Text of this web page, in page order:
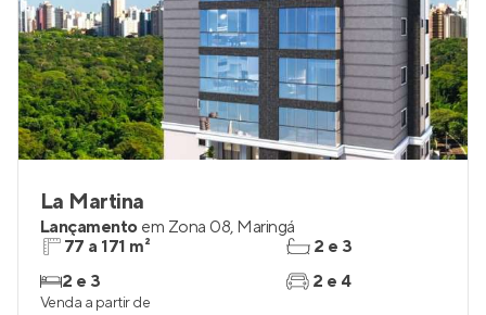
La Martina
Lançamento em Zona 08, Maringá
77 a 171 m²
2 e 3
2 e 3
2 e 4
Venda a partir de